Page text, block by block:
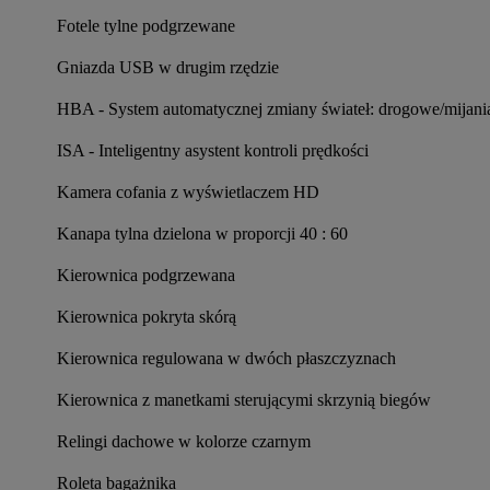
Fotele tylne podgrzewane
Gniazda USB w drugim rzędzie
HBA - System automatycznej zmiany świateł: drogowe/
ISA - Inteligentny asystent kontroli prędkości
Kamera cofania z wyświetlaczem HD
Kanapa tylna dzielona w proporcji 40 : 60
Kierownica podgrzewana
Kierownica pokryta skórą
Kierownica regulowana w dwóch płaszczyznach
Kierownica z manetkami sterującymi skrzynią biegów
Relingi dachowe w kolorze czarnym
Roleta bagażnika